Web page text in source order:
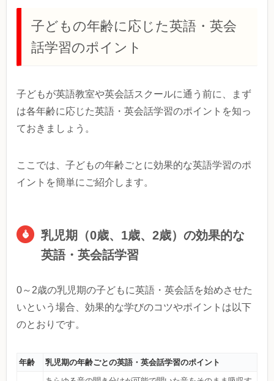
子どもの年齢に応じた英語・英会
話学習のポイント
子どもが英語教室や英会話スクールに通う前に、まず
は各年齢に応じた英語・英会話学習のポイントを知っ
ておきましょう。
ここでは、子どもの年齢ごとに効果的な英語学習のポ
イントを簡単にご紹介します。
乳児期（0歳、1歳、2歳）の効果的な
英語・英会話学習
0～2歳の乳児期の子どもに英語・英会話を始めさせた
いという場合、効果的な学びのコツやポイントは以下
のとおりです。
年齢 乳児期の年齢ごとの英語・英会話学習のポイント